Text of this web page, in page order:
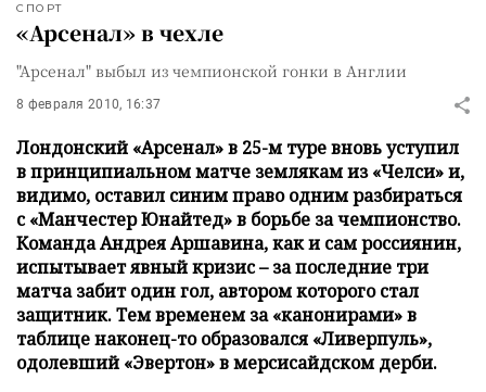
СПОРТ
«Арсенал» в чехле
"Арсенал" выбыл из чемпионской гонки в Англии
8 февраля 2010, 16:37
Лондонский «Арсенал» в 25-м туре вновь уступил
в принципиальном матче землякам из «Челси» и,
видимо, оставил синим право одним разбираться
с «Манчестер Юнайтед» в борьбе за чемпионство.
Команда Андрея Аршавина, как и сам россиянин,
испытывает явный кризис – за последние три
матча забит один гол, автором которого стал
защитник. Тем временем за «канонирами» в
таблице наконец-то образовался «Ливерпуль»,
одолевший «Эвертон» в мерсисайдском дерби.